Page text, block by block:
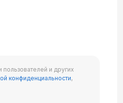
и других
конфиденциальности,